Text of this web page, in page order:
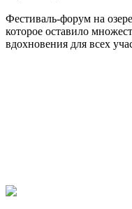
Фестиваль-форум на
которое оставило
вдохновения для всех